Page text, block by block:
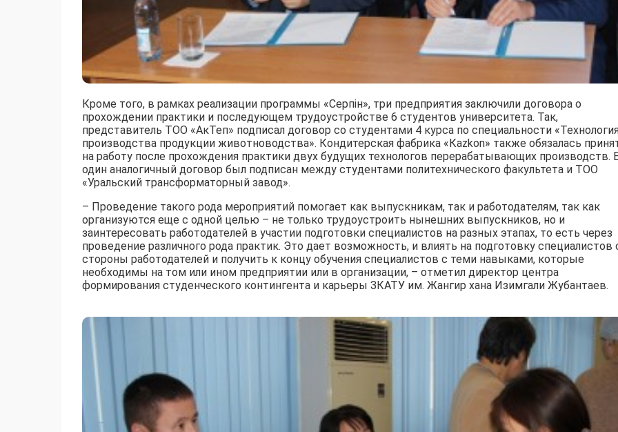
Кроме того, в рамках реализации программы «Серпін», три предприятия заключили договора о
прохождении практики и последующем трудоустройстве 6 студентов университета. Так,
представитель ТОО «АкТеп» подписал договор со студентами 4 курса по специальности
производства продукции животноводства». Кондитерская фабрика «Каzkоn» также обязалась
на работу после прохождения практики двух будущих технологов перерабатывающих производств.
один аналогичный договор был подписан между студентами политехнического факультета и ТОО
«Уральский трансформаторный завод».
– Проведение такого рода мероприятий помогает как выпускникам, так и работодателям, так как
организуются еще с одной целью – не только трудоустроить нынешних выпускников, но и
заинтересовать работодателей в участии подготовки специалистов на разных этапах, то есть через
проведение различного рода практик. Это дает возможность, и влиять на подготовку специалистов
стороны работодателей и получить к концу обучения специалистов с теми навыками, которые
необходимы на том или ином предприятии или в организации, – отметил директор центра
формирования студенческого контингента и карьеры ЗКАТУ им. Жангир хана Изимгали Жубантаев.